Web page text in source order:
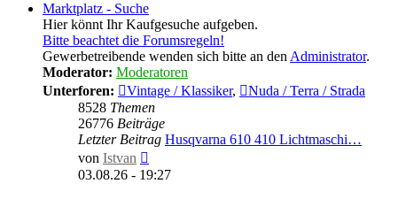
Marktplatz - Suche
Hier könnt Ihr Kaufgesuche aufgeben.
Bitte beachtet die Forumsregeln!
Gewerbetreibende wenden sich bitte an den Administrator.
Moderator: Moderatoren
Unterforen:
Vintage / Klassiker,
Nuda / Terra / Strada
8528 Themen
26776 Beiträge
Letzter Beitrag Husqvarna 610 410 Lichtmaschi…
von Istvan
Beitrag
03.08.26 - 19:27